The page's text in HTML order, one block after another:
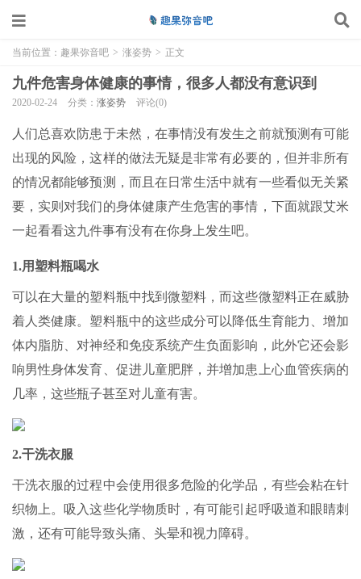
当前位置： 趣果弥音吧 > 涨姿势 > 正文
九件危害身体健康的事情，很多人都没有意识到
2020-02-24 分类： 涨姿势 评论(0)
人们总喜欢防患于未然，在事情没有发生之前就预测有可能
出现的风险，这样的做法无疑是非常有必要的，但并非所有
的情况都能够预测，而且在日常生活中就有一些看似无关紧
要，实则对我们的身体健康产生危害的事情，下面就跟艾米
一起看看这九件事有没有在你身上发生吧。
1.用塑料瓶喝水
可以在大量的塑料瓶中找到微塑料，而这些微塑料正在威胁
着人类健康。塑料瓶中的这些成分可以降低生育能力、增加
体内脂肪、对神经和免疫系统产生负面影响，此外它还会影
响男性身体发育、促进儿童肥胖，并增加患上心血管疾病的
几率，这些瓶子甚至对儿童有害。
2.干洗衣服
干洗衣服的过程中会使用很多危险的化学品，有些会粘在针
织物上。吸入这些化学物质时，有可能引起呼吸道和眼睛刺
激，还有可能导致头痛、头晕和视力障碍。